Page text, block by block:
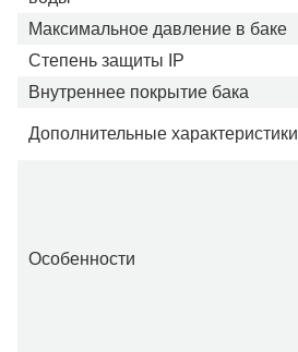
Максимальное давление в баке
Степень защиты IP
Внутреннее покрытие бака
Дополнительные характеристики
Особенности